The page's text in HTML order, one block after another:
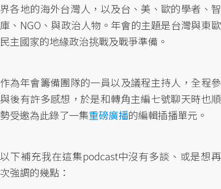
界各地的海外台灣人，以及台、美、歐的學者、智
庫、NGO、與政治人物。年會的主題是台灣與東歐
民主國家的地緣政治挑戰及戰爭準備。
作為年會籌備團隊的一員以及議程主持人，全程參
與後有許多感想，於是和轉角主編七號聊天時也順
勢受邀為此錄了一集重磅廣播的編輯插播單元。
以下補充我在這集podcast中沒有多談、或是想再
次強調的幾點：